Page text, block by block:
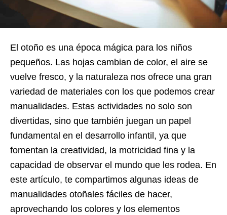
El otoño es una época mágica para los niños
pequeños. Las hojas cambian de color, el aire se
vuelve fresco, y la naturaleza nos ofrece una gran
variedad de materiales con los que podemos crear
manualidades. Estas actividades no solo son
divertidas, sino que también juegan un papel
fundamental en el desarrollo infantil, ya que
fomentan la creatividad, la motricidad fina y la
capacidad de observar el mundo que les rodea. En
este artículo, te compartimos algunas ideas de
manualidades otoñales fáciles de hacer,
aprovechando los colores y los elementos